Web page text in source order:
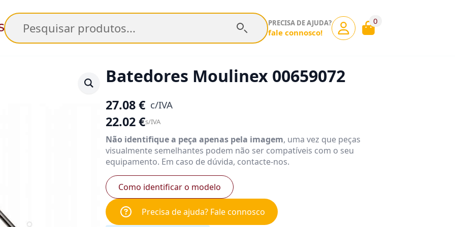
Pesquisar PRECISA DE AJUDA?
fale connosco!
0
Batedores Moulinex 00659072
27.08€ c/IVA
22.02€s/IVA
Não identifique a peça apenas pela imagem, uma vez que peças
visualmente semelhantes podem não ser compatíveis com o seu
equipamento. Em caso de dúvida, contacte-nos.
Como identificar o modelo
Precisa de ajuda? Fale connosco